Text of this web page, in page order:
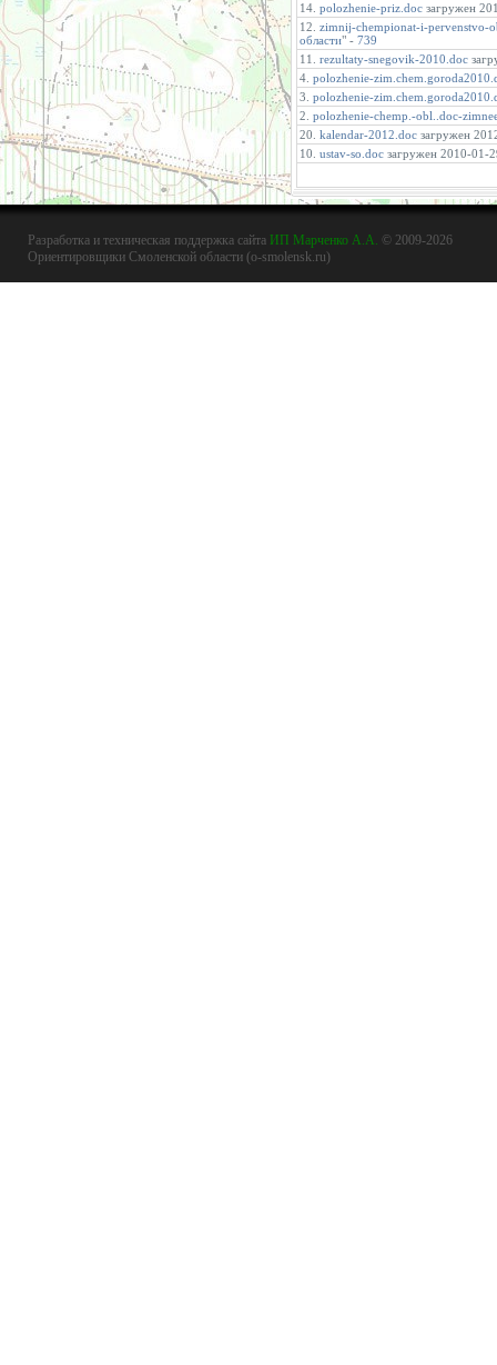
14. polozhenie-priz.doc загружен
12. zimnij-chempionat-i-pervenstvo-
области" - 739
11. rezultaty-snegovik-2010.doc
4. polozhenie-
3. polozhenie-
2. polozhenie-chemp.-obl..doc-
20. kalendar-2012.doc загружен
10. ustav-so.doc загружен 2010-01-
Разработка и техническая поддержка сайта ИП Марченко А.А. © 2009-2026
Ориентировщики Смоленской области (o-smolensk.ru)